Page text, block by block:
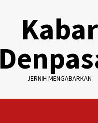
Kabar
JERNIH MENGABARKAN